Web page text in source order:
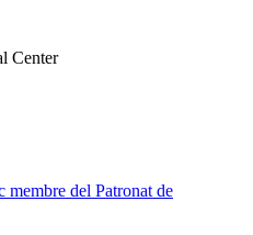
Center
membre del Patronat de